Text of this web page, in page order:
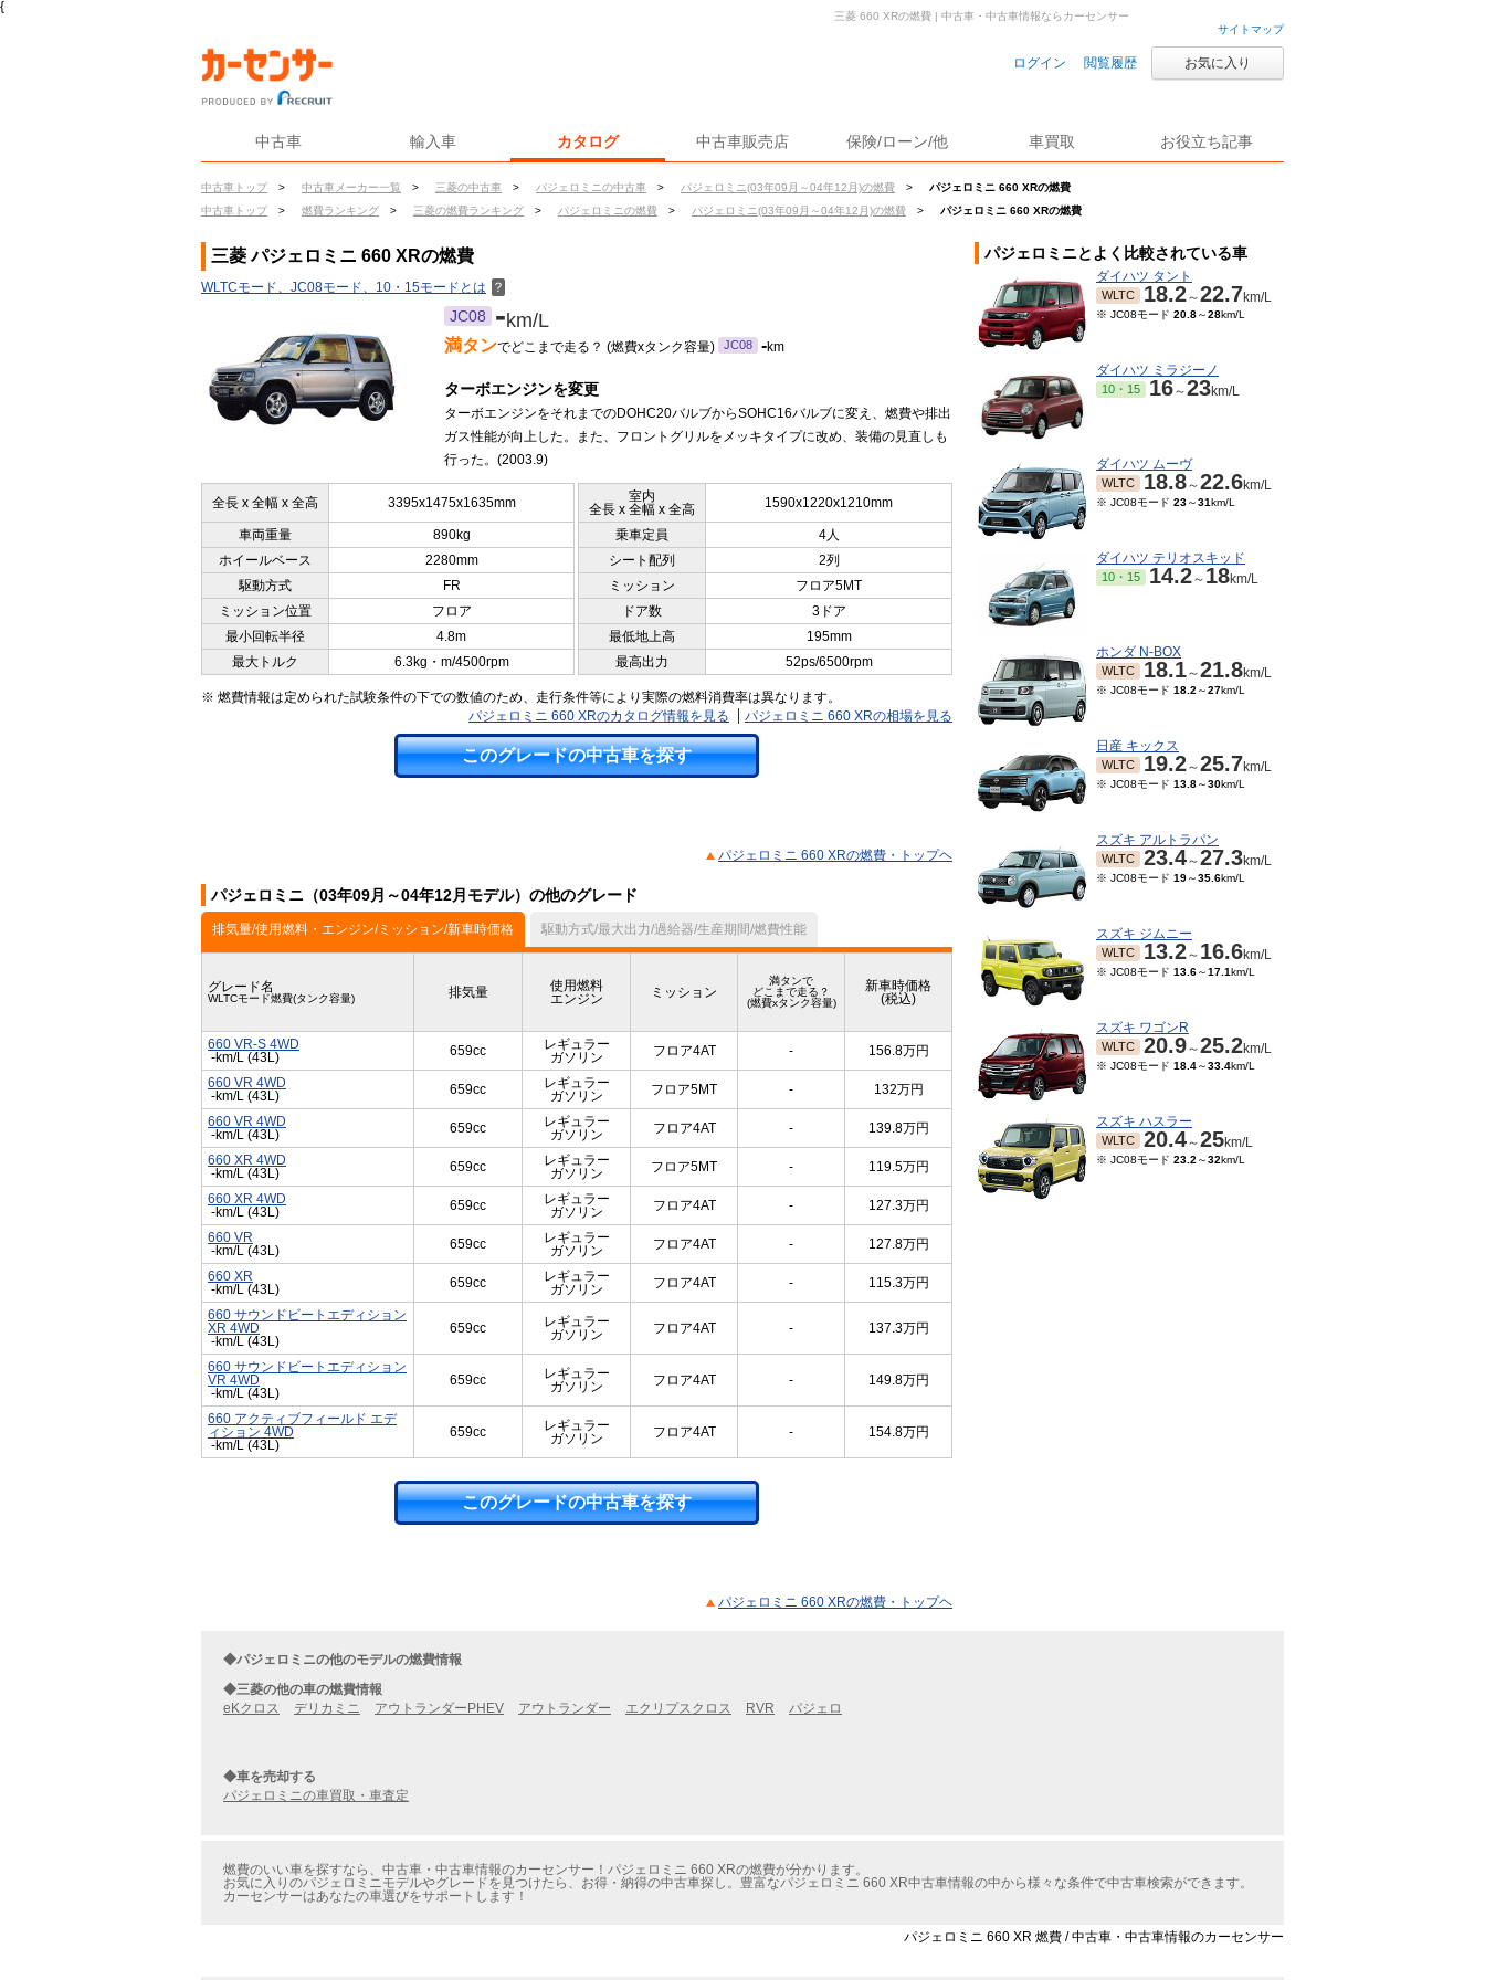
{
サイトマップ
ログイン 閲覧履歴 お気に入り
中古車 輸入車 カタログ 中古車販売店 保険/ローン/他 車買取 お役立ち記事
中古車トップ > 中古車メーカー一覧 > 三菱の中古車 > パジェロミニの中古車 > パジェロミニ(03年09月～04年12月)の燃費 >
パジェロミニ 660 XRの燃費
中古車トップ
> 燃費ランキング > 三菱の燃費ランキング > パジェロミニの燃費 > パジェロミニ(03年09月～04年12月)の燃費 > パジェロミニ 660 XRの燃費
三菱 660 XRの燃費 | 中古車・中古車情報ならカーセンサー
三菱 パジェロミニ 660 XRの燃費
WLTCモード、JC08モード、10・15モードとは ？
JC08 -km/L
満タンでどこまで走る？ (燃費xタンク容量) JC08 -km
ターボエンジンを変更
ターボエンジンをそれまでのDOHC20バルブからSOHC16バルブに変え、燃費や排出
ガス性能が向上した。また、フロントグリルをメッキタイプに改め、装備の見直しも
行った。(2003.9)
全長 x 全幅 x 全高 3395x1475x1635mm
室内
全長 x 全幅 x 全高
1590x1220x1210mm
車両重量 890kg 乗車定員
4人
ホイールベース
2280mm シート配列
2列
駆動方式
FR ミッション
フロア5MT
ミッション位置
フロア ドア数
3ドア
最小回転半径
4.8m 最低地上高
195mm
最大トルク
6.3kg・m/4500rpm 最高出力 52ps/6500rpm
※ 燃費情報は定められた試験条件の下での数値のため、走行条件等により実際の燃料消費率は異なります。
パジェロミニ 660 XRのカタログ情報を見る
パジェロミニ 660 XRの相場を見る
このグレードの中古車を探す
パジェロミニ 660 XRの燃費・トップヘ
パジェロミニ（03年09月～04年12月モデル）の他のグレード
排気量/使用燃料・エンジン/ミッション/新車時価格 駆動方式/最大出力/過給器/生産期間/燃費性能
グレード名
WLTCモード燃費(タンク容量) 排気量
使用燃料
エンジン
ミッション
満タンで
どこまで走る？
(燃費xタンク容量)
新車時価格
(税込)
660 VR-S 4WD
-km/L (43L)
659cc
レギュラー
ガソリン
フロア4AT - 156.8万円
660 VR 4WD
-km/L (43L)
659cc
レギュラー
ガソリン
フロア5MT - 132万円
660 VR 4WD
-km/L (43L)
659cc
レギュラー
ガソリン
フロア4AT - 139.8万円
660 XR 4WD
-km/L (43L)
659cc
レギュラー
ガソリン
フロア5MT - 119.5万円
660 XR 4WD
-km/L (43L)
659cc
レギュラー
ガソリン
フロア4AT - 127.3万円
660 VR
-km/L (43L)
659cc
レギュラー
ガソリン
フロア4AT - 127.8万円
660 XR
-km/L (43L)
659cc
レギュラー
ガソリン
フロア4AT - 115.3万円
660 サウンドビートエディション
XR 4WD
-km/L (43L)
659cc
レギュラー
ガソリン
フロア4AT - 137.3万円
660 サウンドビートエディション
VR 4WD
-km/L (43L)
659cc
レギュラー
ガソリン
フロア4AT - 149.8万円
660 アクティブフィールド エデ
ィション 4WD
-km/L (43L)
659cc
レギュラー
ガソリン
フロア4AT - 154.8万円
このグレードの中古車を探す
パジェロミニ 660 XRの燃費・トップヘ
パジェロミニとよく比較されている車
ダイハツ タント
WLTC 18.2～22.7km/L
※ JC08モード 20.8～28km/L
ダイハツ ミラジーノ
10・15 16～23km/L
ダイハツ ムーヴ
WLTC 18.8～22.6km/L
※ JC08モード 23～31km/L
ダイハツ テリオスキッド
10・15 14.2～ 18km/L
ホンダ N-BOX
WLTC 18.1～21.8km/L
※ JC08モード 18.2 ～27km/L
日産 キックス
WLTC 19.2～25.7km/L
※ JC08モード 13.8～30km/L
スズキ アルトラパン
WLTC 23.4～27.3km/L
※ JC08モード 19～35.6km/L
スズキ ジムニー
WLTC 13.2～ 16.6km/L
※ JC08モード 13.6～17.1km/L
スズキ ワゴンR
WLTC 20.9～25.2km/L
※ JC08モード 18.4～33.4km/L
スズキ ハスラー
WLTC 20.4～25km/L
※ JC08モード 23.2 ～32km/L
◆パジェロミニの他のモデルの燃費情報
◆三菱の他の車の燃費情報
eKクロス
デリカミニ アウトランダーPHEV アウトランダー エクリプスクロス RVR パジェロ
◆車を売却する
パジェロミニの車買取・車査定
燃費のいい車を探すなら、中古車・中古車情報のカーセンサー！パジェロミニ 660 XRの燃費が分かります。
お気に入りのパジェロミニモデルやグレードを見つけたら、お得・納得の中古車探し。豊富なパジェロミニ 660 XR中古車情報の中から様々な条件で中古車検索ができます。
カーセンサーはあなたの車選びをサポートします！
パジェロミニ 660 XR 燃費 / 中古車・中古車情報のカーセンサー